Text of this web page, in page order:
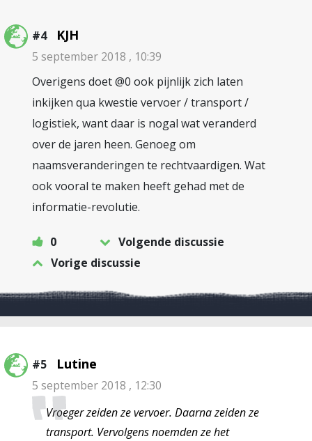
#4 KJH
5 september 2018 , 10:39
Overigens doet @0 ook pijnlijk zich laten
inkijken qua kwestie vervoer / transport /
logistiek, want daar is nogal wat veranderd
over de jaren heen. Genoeg om
naamsveranderingen te rechtvaardigen. Wat
ook vooral te maken heeft gehad met de
informatie-revolutie.
0
Volgende discussie
Vorige discussie
#5 Lutine
5 september 2018 , 12:30
Vroeger zeiden ze vervoer. Daarna zeiden ze
transport. Vervolgens noemden ze het